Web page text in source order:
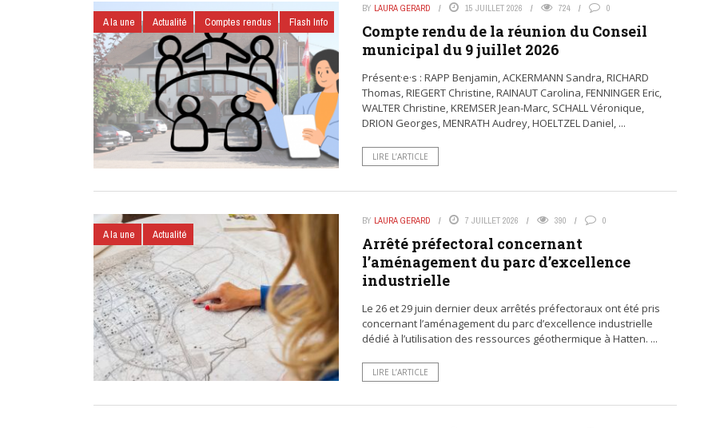
A la une Actualité Comptes rendus Flash Info
BY LAURA GERARD 15 JUILLET 2026 724 0
Compte rendu de la réunion du Conseil
municipal du 9 juillet 2026
Présent·e·s : RAPP Benjamin, ACKERMANN Sandra, RICHARD
Thomas, RIEGERT Christine, RAINAUT Carolina, FENNINGER Eric,
WALTER Christine, KREMSER Jean-Marc, SCHALL Véronique,
DRION Georges, MENRATH Audrey, HOELTZEL Daniel, ...
LIRE L’ARTICLE
A la une Actualité
BY LAURA GERARD 7 JUILLET 2026 390 0
Arrêté préfectoral concernant
l’aménagement du parc d’excellence
industrielle
Le 26 et 29 juin dernier deux arrêtés préfectoraux ont été pris
concernant l’aménagement du parc d’excellence industrielle
dédié à l’utilisation des ressources géothermique à Hatten. ...
LIRE L’ARTICLE